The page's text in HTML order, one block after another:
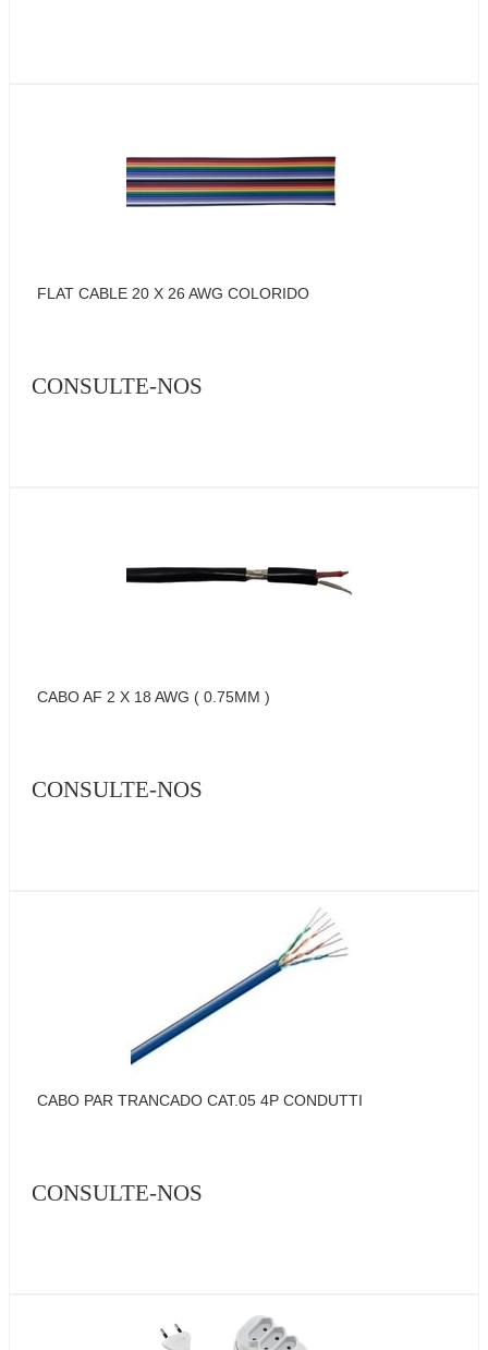
FLAT CABLE 20 X 26 AWG COLORIDO
CONSULTE-NOS
CABO AF 2 X 18 AWG ( 0.75MM )
CONSULTE-NOS
CABO PAR TRANCADO CAT.05 4P CONDUTTI
CONSULTE-NOS